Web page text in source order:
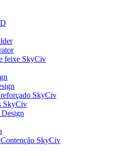
feixe SkyCiv
SkyCiv
SkyCiv
SkyCiv